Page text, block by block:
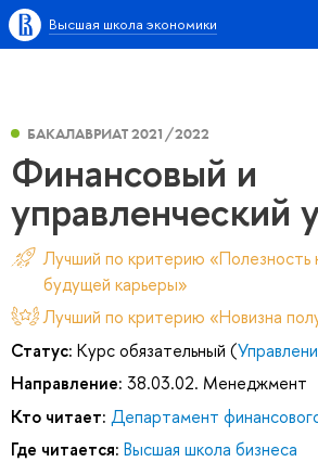
Высшая школа экономики
БАКАЛАВРИАТ 2021/2022
Финансовый и
управленческий
Лучший по критерию «Полезность
будущей карьеры»
Лучший по критерию «Новизна
Статус: Курс обязательный (
Направление: 38.03.02. Менеджмент
Кто читает: Департамент
Где читается: Высшая школа бизнеса